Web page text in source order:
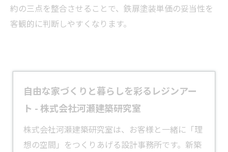
約の三点を整合させることで、鉄扉塗装単価の妥当性を
客観的に判断しやすくなります。
自由な家づくりと暮らしを彩るレジンアー
ト - 株式会社河瀬建築研究室
株式会社河瀬建築研究室は、お客様と一緒に「理
想の空間」をつくりあげる設計事務所です。新築